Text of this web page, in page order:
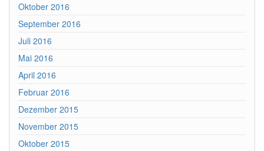
Oktober 2016
September 2016
Juli 2016
Mai 2016
April 2016
Februar 2016
Dezember 2015
November 2015
Oktober 2015